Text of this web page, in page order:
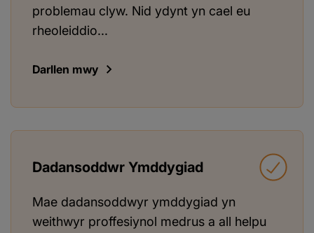
problemau clyw. Nid ydynt yn cael eu
rheoleiddio...
Darllen mwy
Dadansoddwr Ymddygiad
Mae dadansoddwyr ymddygiad yn
weithwyr proffesiynol medrus a all helpu